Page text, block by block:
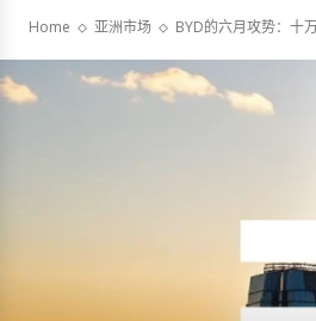
Home 亚洲市场 BYD的六月攻势：十